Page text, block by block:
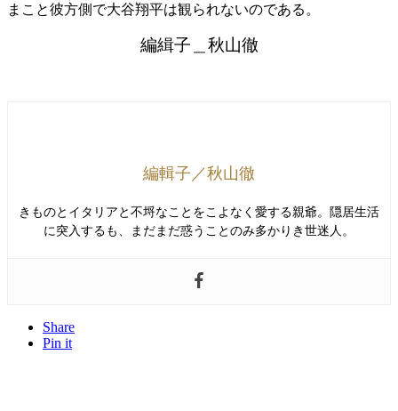
まこと彼方側で大谷翔平は観られないのである。
編緝子＿秋山徹
編輯子／秋山徹
きものとイタリアと不埒なことをこよなく愛する親爺。隠居生活
に突入するも、まだまだ惑うことのみ多かりき世迷人。
Share
Pin it